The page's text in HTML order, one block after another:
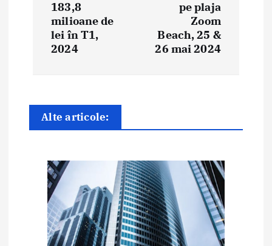
a
183,8
milioane de
lei în T1,
2024
pe plaja
Zoom
Beach, 25 &
26 mai 2024
Alte articole: